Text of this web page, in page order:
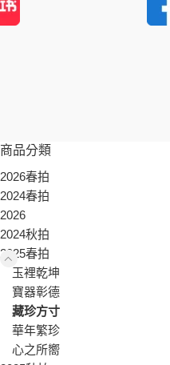
商品分類
2026春拍
2024春拍
2026
2024秋拍
2025春拍
玉裡乾坤
寶器彰德
藏珍方寸
華年繁珍
心之所嚮